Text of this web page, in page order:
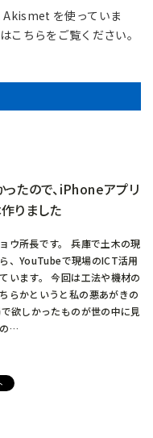
Akismet を使っていま
こちらをご覧ください。
たので、iPhoneアプリ
りました
ウ所長です。 兵庫で土木の現
、YouTubeで現場のICT活用
います。 今回は工法や機材の
らかというと私の悪あがきの
欲しかったものが世の中に見
…